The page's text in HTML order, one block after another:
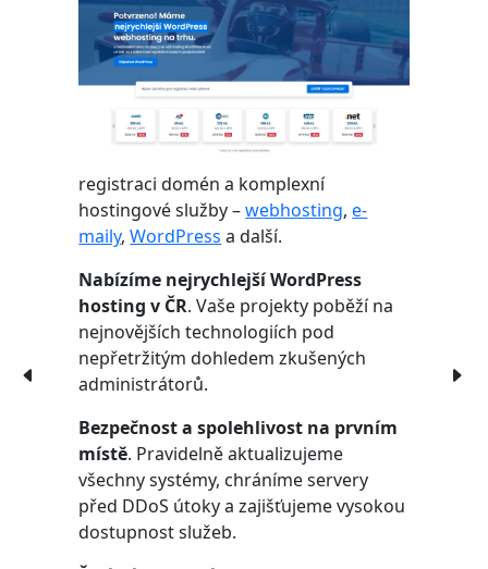
registraci domén a komplexní
hostingové služby –webhosting,e-
maily,WordPress a další.
Nabízíme nejrychlejší WordPress
hosting v ČR. Vaše projekty poběží na
nejnovějších technologiích pod
nepřetržitým dohledem zkušených
administrátorů.
Bezpečnost a spolehlivost na prvním
místě. Pravidelně aktualizujeme
všechny systémy, chráníme servery
před DDoS útoky a zajišťujeme vysokou
dostupnost služeb.